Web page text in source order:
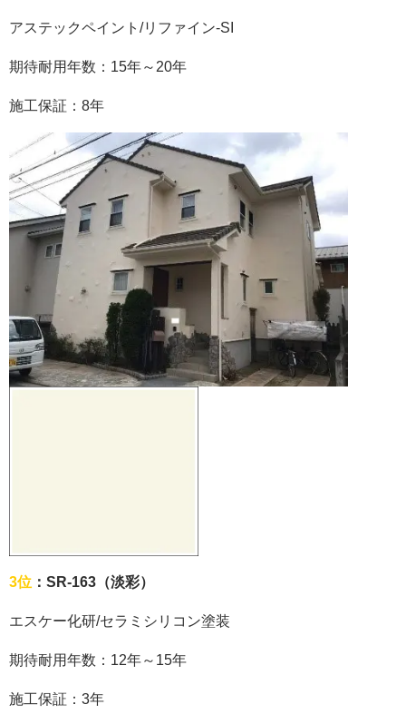
アステックペイント /リファイン-SI
期待耐用年数： 15年～ 20年
施工保証： 8年
3位 ：SR-163（淡彩）
エスケー化研/セラミシリコン塗装
期待耐用年数： 12年～ 15年
施工保証： 3年